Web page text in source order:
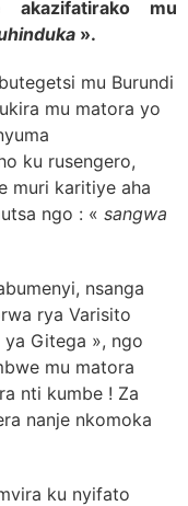
akazifatirako mu
».
mu Burundi
mu matora yo
ku rusengero,
muri karitiye aha
ngo : « sangwa
nsanga
rya Varisito
Gitega », ngo
mu matora
nti kumbe ! Za
nanje nkomoka
ku nyifato